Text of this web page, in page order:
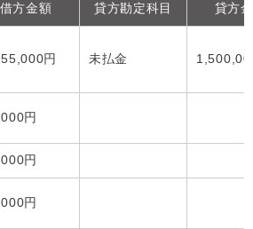
借方金額 貸方勘定科目 貸方
円 未払金
円
円
円